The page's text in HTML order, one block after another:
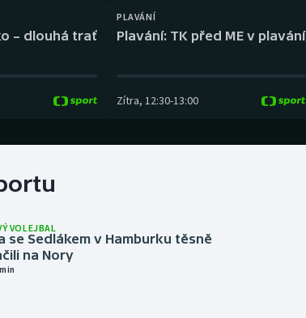
Gymnastika Plážový volejbal
– dlouhá trať
PLAVÁNÍ
Plavání: TK před ME v plavání
Zítra, 12:30-13:00
VOLEJBAL
se Sedlákem v Hamburku těsně
na Nory